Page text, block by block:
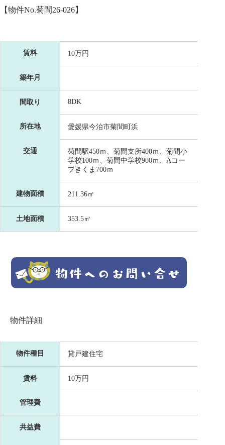
【物件No.菊間26-026】
賃料 10万円
築年月
間取り 8DK
所在地 愛媛県今治市菊間町浜
交通
菊間駅450ｍ、菊間支所400ｍ、菊間小
学校100ｍ、菊間中学校900ｍ、Aコー
プきくま700ｍ
建物面積 211.36㎡
土地面積 353.5㎡
物件詳細
物件種目 貸戸建住宅
賃料 10万円
管理費
共益費